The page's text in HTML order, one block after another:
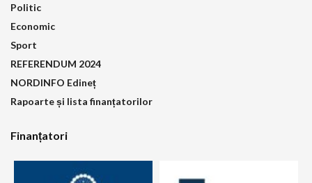
Politic
Economic
Sport
REFERENDUM 2024
NORDINFO Edineț
Rapoarte și lista finanțatorilor
Finanțatori